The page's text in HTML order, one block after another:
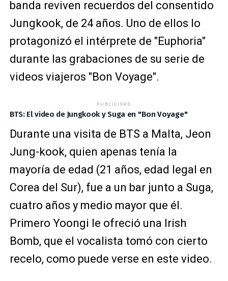
banda reviven recuerdos del consentido
Jungkook, de 24 años. Uno de ellos lo
protagonizó el intérprete de "Euphoria"
durante las grabaciones de su serie de
videos viajeros "Bon Voyage".
PUBLICIDAD
BTS: El video de Jungkook y Suga en "Bon Voyage"
Durante una visita de BTS a Malta, Jeon
Jung-kook, quien apenas tenía la
mayoría de edad (21 años, edad legal en
Corea del Sur), fue a un bar junto a Suga,
cuatro años y medio mayor que él.
Primero Yoongi le ofreció una Irish
Bomb, que el vocalista tomó con cierto
recelo, como puede verse en este video.